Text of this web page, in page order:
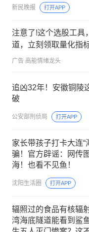
新民晚报 打开APP
注意了!这个选股工具
道，立刻领取量化指
广告 高能情绪龙头
追凶32年！安徽铜陵
破
公安部刑侦局 打开APP
家长带孩子打卡大连“
骗！官方辟谣：网传
海！也看不见鱼！
沈阳生活圈 打开APP
辐照过的食品有核辐
湾海底隧道能看到鲨